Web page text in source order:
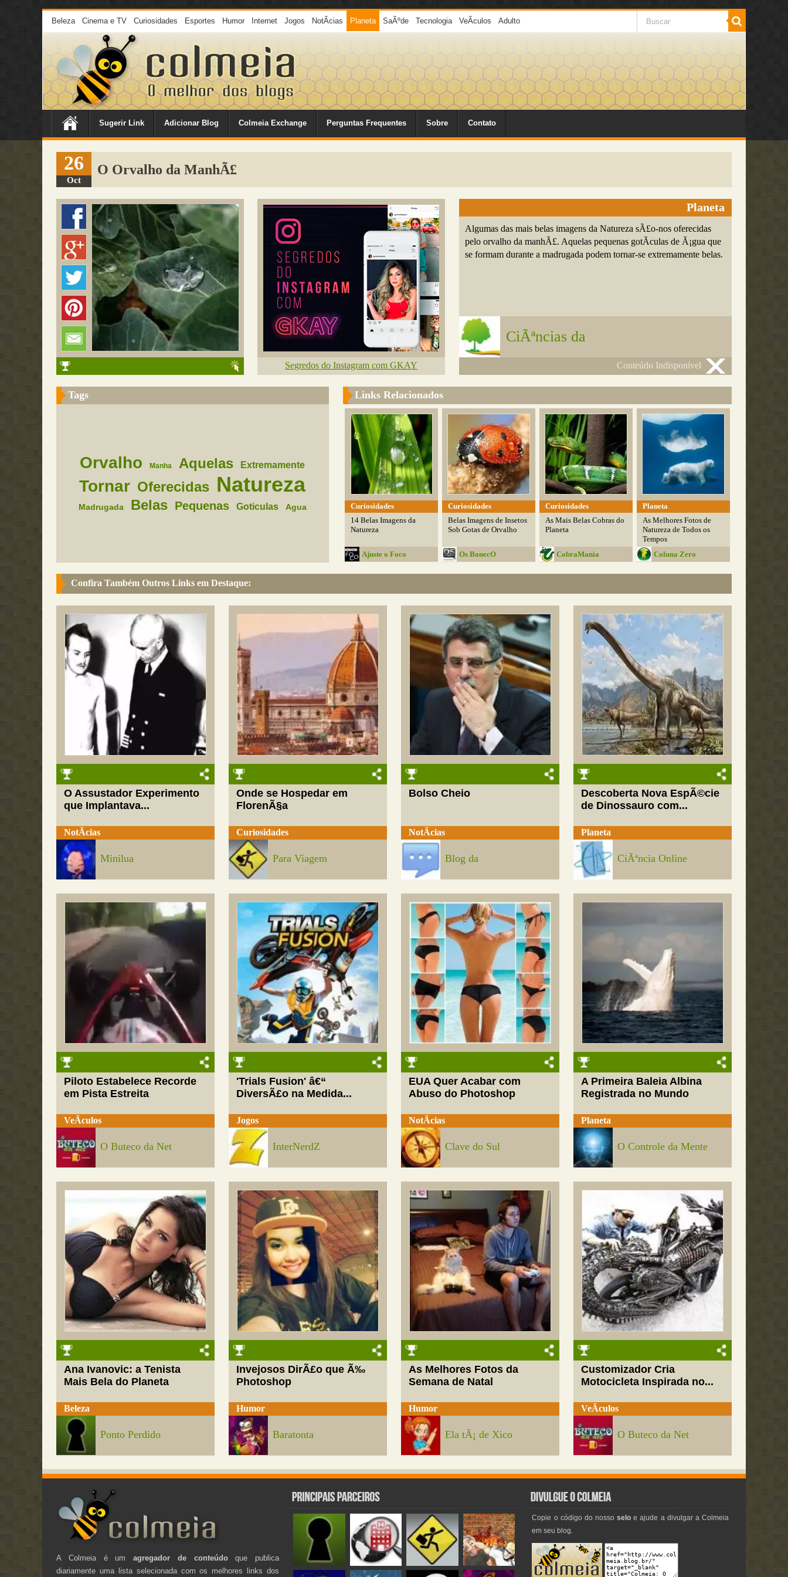
Beleza Cinema e TV Curiosidades Esportes Humor Internet Jogos NotÃ­cias Planeta SaÃºde Tecnologia VeÃ­culos Adulto
Sugerir Link Adicionar Blog Colmeia Exchange Perguntas Frequentes Sobre Contato
26
Oct
O Orvalho da ManhÃ£
Segredos do Instagram com GKAY
Planeta
Algumas das mais belas imagens da Natureza sÃ£o-nos oferecidas
pelo orvalho da manhÃ£. Aquelas pequenas gotÃ­culas de Ã¡gua que
se formam durante a madrugada podem tornar-se extremamente belas.
CiÃªncias da
Conteúdo Indisponível
Tags
Orvalho Manha Aquelas Extremamente
Tornar Oferecidas Natureza
Madrugada Belas Pequenas Goticulas Agua
Links Relacionados
Curiosidades
14 Belas Imagens da
Natureza
Ajuste o Foco
Curiosidades
Belas Imagens de Insetos
Sob Gotas de Orvalho
Os BonecO
Curiosidades
As Mais Belas Cobras do
Planeta
CobraMania
Planeta
As Melhores Fotos de
Natureza de Todos os
Tempos
Coluna Zero
Confira Também Outros Links em Destaque:
O Assustador Experimento
que Implantava...
NotÃ­cias
Minilua
Onde se Hospedar em
FlorenÃ§a
Curiosidades
Para Viagem
Bolso Cheio
NotÃ­cias
Blog da
Descoberta Nova EspÃ©cie
de Dinossauro com...
Planeta
CiÃªncia Online
Piloto Estabelece Recorde
em Pista Estreita
VeÃ­culos
O Buteco da Net
'Trials Fusion' â€“
DiversÃ£o na Medida...
Jogos
InterNerdZ
EUA Quer Acabar com
Abuso do Photoshop
NotÃ­cias
Clave do Sul
A Primeira Baleia Albina
Registrada no Mundo
Planeta
O Controle da Mente
Ana Ivanovic: a Tenista
Mais Bela do Planeta
Beleza
Ponto Perdido
Invejosos DirÃ£o que Ã‰
Photoshop
Humor
Baratonta
As Melhores Fotos da
Semana de Natal
Humor
Ela tÃ¡ de Xico
Customizador Cria
Motocicleta Inspirada no...
VeÃ­culos
O Buteco da Net
A Colmeia é umagregador de conteúdoque publica
diariamente uma lista selecionada com os melhores links dos
Copie o código do nossoselo e ajude a divulgar a Colmeia
em seu blog.